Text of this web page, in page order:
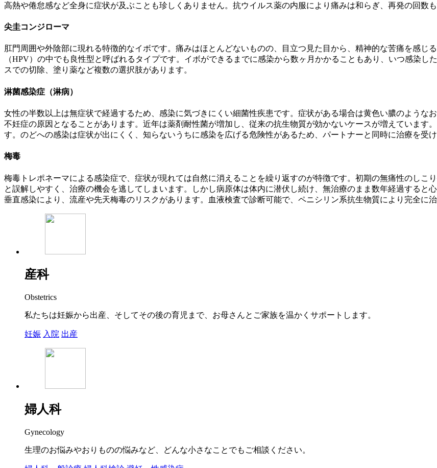
高熱や倦怠感など全身に症状が及ぶことも珍しくありません。抗ウイルス薬の内服により痛みは和らぎ、再発の回数も
尖圭コンジローマ
肛門周囲や外陰部に現れる特徴的なイボです。痛みはほとんどないものの、目立つ見た目から、精神的な苦痛を感じ
（HPV）の中でも良性型と呼ばれるタイプです。イボができるまでに感染から数ヶ月かかることもあり、いつ感染
スでの切除、塗り薬など複数の選択肢があります。
淋菌感染症（淋病）
女性の半数以上は無症状で経過するため、感染に気づきにくい細菌性疾患です。症状がある場合は黄色い膿のような
不妊症の原因となることがあります。近年は薬剤耐性菌が増加し、従来の抗生物質が効かないケースが増えています
す。のどへの感染は症状が出にくく、知らないうちに感染を広げる危険性があるため、パートナーと同時に治療を受け
梅毒
梅毒トレポネーマによる感染症で、症状が現れては自然に消えることを繰り返すのが特徴です。初期の無痛性のしこ
と誤解しやすく、治療の機会を逃してしまいます。しかし病原体は体内に潜伏し続け、無治療のまま数年経過すると
垂直感染により、流産や先天梅毒のリスクがあります。血液検査で診断可能で、ペニシリン系抗生物質により完全に
産科
Obstetrics
私たちは妊娠から出産、そしてその後の育児まで、お母さんとご家族を温かくサポートします。
妊娠 入院 出産
婦人科
Gynecology
生理のお悩みやおりものの悩みなど、どんな小さなことでもご相談ください。